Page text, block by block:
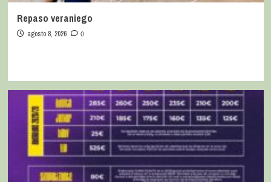
Repaso veraniego
agosto 8, 2026 0